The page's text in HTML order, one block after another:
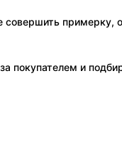
покупателем и